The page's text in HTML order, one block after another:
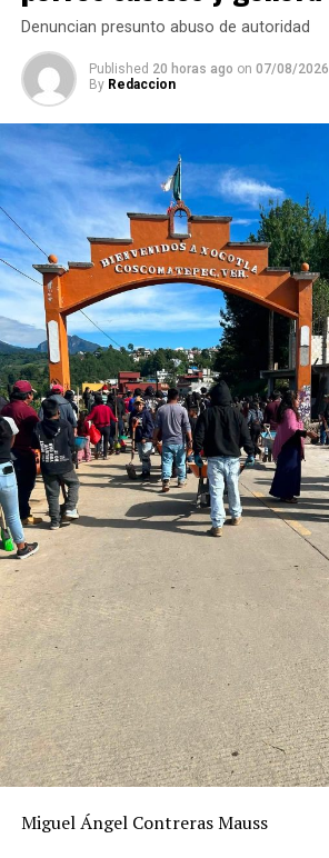
Denuncian presunto abuso de autoridad
Published 20 horas ago on 07/08/2026
By Redaccion
Miguel Ángel Contreras Mauss